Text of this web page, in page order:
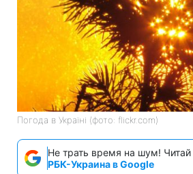
Погода в Україні (фото: flickr.com)
Не трать время на шум! Читай
РБК-Украина в Google